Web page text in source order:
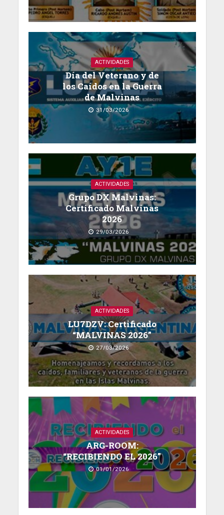
ACTIVIDADES
Día del Veterano y de
los Caídos en la Guerra
de Malvinas
31/03/2026
ACTIVIDADES
Grupo DX Malvinas:
Certificado Malvinas
2026
29/03/2026
ACTIVIDADES
LU7DZV: Certificado
“MALVINAS 2026”
27/03/2026
ACTIVIDADES
ARG-ROOM:
“RECIBIENDO EL 2026”
01/01/2026